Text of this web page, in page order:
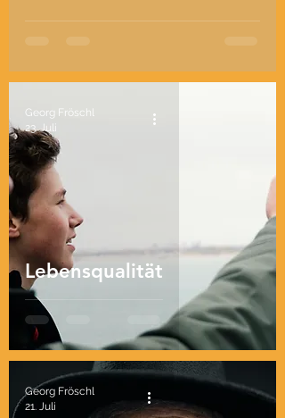
Lebensqualität
Georg Fröschl
23. Juli
Georg Fröschl
21. Juli